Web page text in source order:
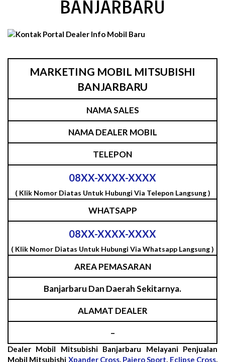
BANJARBARU
MARKETING MOBIL MITSUBISHI
BANJARBARU
NAMA SALES
NAMA DEALER MOBIL
TELEPON
08XX-XXXX-XXXX
( Klik Nomor Diatas Untuk Hubungi Via Telepon Langsung )
WHATSAPP
08XX-XXXX-XXXX
( Klik Nomor Diatas Untuk Hubungi Via Whatsapp Langsung )
AREA PEMASARAN
Banjarbaru Dan Daerah Sekitarnya.
ALAMAT DEALER
–
Dealer Mobil Mitsubishi Banjarbaru Melayani Penjualan
Mobil Mitsubishi Xpander Cross, Pajero Sport, Eclipse Cross,